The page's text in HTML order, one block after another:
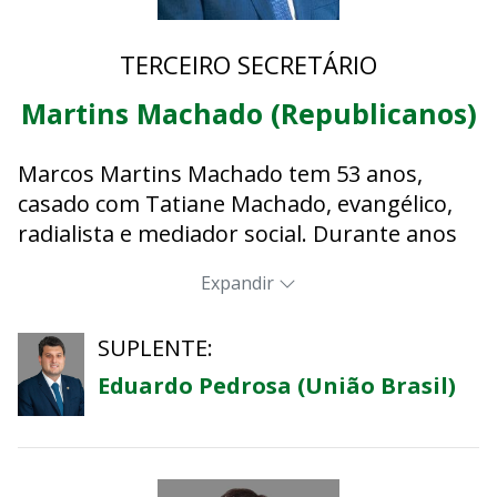
Bombeiro Militar.
Sua principal missão é representar e servir
a população do Distrito Federal.
TERCEIRO SECRETÁRIO
Martins Machado (Republicanos)
Marcos Martins Machado tem 53 anos,
casado com Tatiane Machado, evangélico,
radialista e mediador social. Durante anos
ações, sempre com o intuito de servir a
cadeira no poder Legislativo, sendo eleito
como o deputado distrital mais votado no
pleito.
como presidente da Comissão de Assuntos
Expandir
SUPLENTE:
Eduardo Pedrosa (União Brasil)